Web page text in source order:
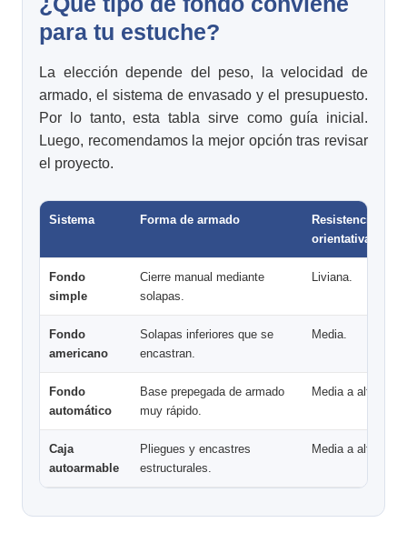
para tu estuche?
La elección depende del peso, la velocidad de
armado, el sistema de envasado y el presupuesto.
Por lo tanto, esta tabla sirve como guía inicial.
Luego, recomendamos la mejor opción tras revisar
el proyecto.
Sistema Forma de armado
Resistencia
orientativa
Fondo
simple
Cierre manual mediante
solapas.
Liviana.
Fondo
americano
Solapas inferiores que se
encastran.
Media.
Fondo
automático
Base prepegada de armado
muy rápido.
Media a alta.
Caja
autoarmable
Pliegues y encastres
estructurales.
Media a alta.